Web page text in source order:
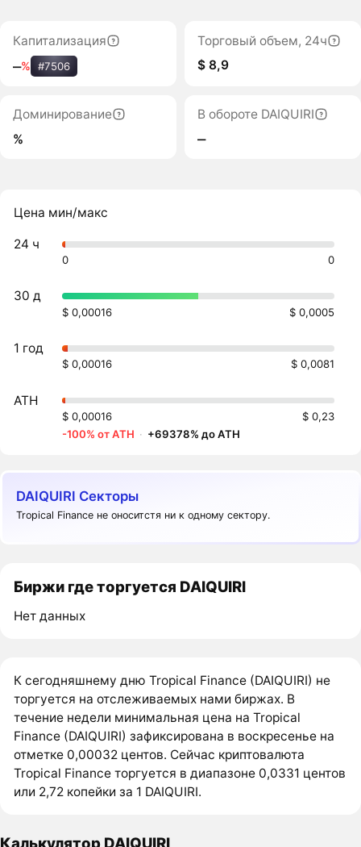
Капитализация
‒% #7506
Торговый объем, 24ч
$ 8,9
Доминирование
%
В обороте DAIQUIRI
‒
Цена мин/макс
24 ч
0 0
30 д
$ 0,00016 $ 0,0005
1 год
$ 0,00016 $ 0,0081
ATH
$ 0,00016
$ 0,23
-100% от ATH · +69378% до ATH
DAIQUIRI Секторы
Tropical Finance не оноситстя ни к одному сектору.
Биржи где торгуется DAIQUIRI
Нет данных
К сегодняшнему дню Tropical Finance (DAIQUIRI) не
торгуется на отслеживаемых нами биржах. В
течение недели минимальная цена на Tropical
Finance (DAIQUIRI) зафиксирована в воскресенье на
отметке 0,00032 центов. Сейчас криптовалюта
Tropical Finance торгуется в диапазоне 0,0331 центов
или 2,72 копейки за 1 DAIQUIRI.
Калькулятор DAIQUIRI